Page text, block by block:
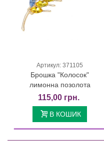
Артикул: 371105
Брошка "Колосок"
лимонна позолота
115,00 грн.
В КОШИК